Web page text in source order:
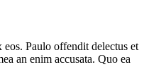
Paulo offendit delectus et
an enim accusata. Quo ea